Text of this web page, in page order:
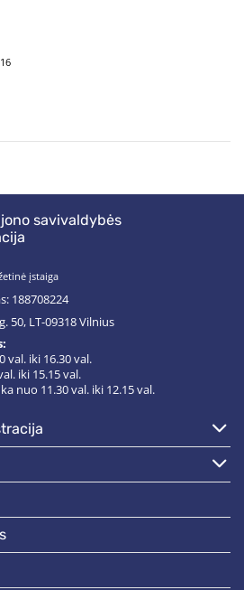
savivaldybės
įstaiga
188708224
50, LT-09318 Vilnius
val. iki 16.30 val.
iki 15.15 val.
nuo 11.30 val. iki 12.15 val.